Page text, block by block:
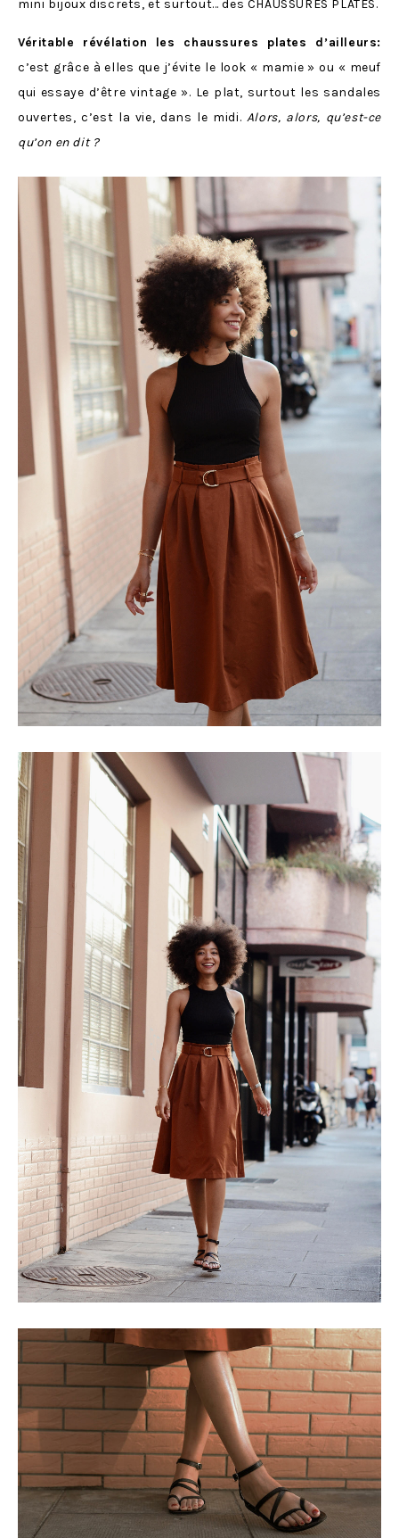
mini bijoux discrets, et surtout… des CHAUSSURES PLATES.
Véritable révélation les chaussures plates d’ailleurs:
c’est grâce à elles que j’évite le look « mamie » ou « meuf
qui essaye d’être vintage ». Le plat, surtout les sandales
ouvertes, c’est la vie, dans le midi. Alors, alors, qu’est-ce
qu’on en dit ?